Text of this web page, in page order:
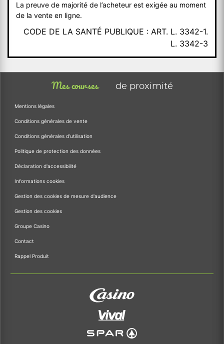
La preuve de majorité de l’acheteur est exigée au moment
de la vente en ligne.
CODE DE LA SANTÉ PUBLIQUE : ART. L. 3342-1.
L. 3342-3
Mes courses de proximité
Mentions légales
Conditions générales de vente
Conditions générales d'utilisation
Politique de protection des données
Déclaration d'accessibilité
Informations cookies
Gestion des cookies de mesure d'audience
Gestion des cookies
Groupe Casino
Contact
Rappel Produit